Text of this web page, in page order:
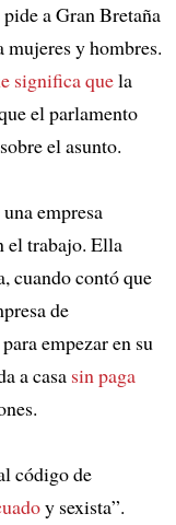
a Gran Bretaña
y hombres.
significa quela
el parlamento
el asunto.
empresa
el trabajo. Ella
cuando contó que
de
empezar en su
a casa sin paga
código de
y sexista”.